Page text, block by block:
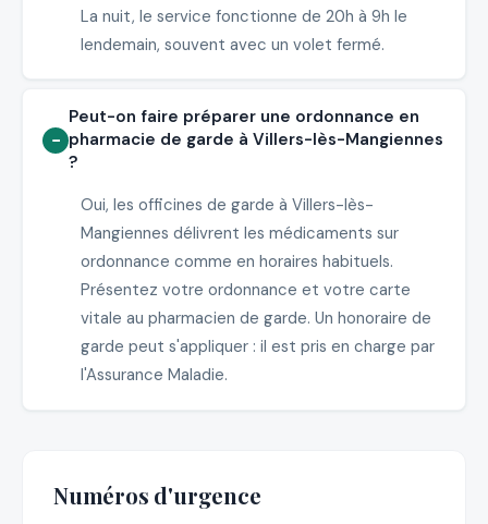
La nuit, le service fonctionne de 20h à 9h le
lendemain, souvent avec un volet fermé.
Peut-on faire préparer une ordonnance en
pharmacie de garde à Villers-lès-Mangiennes
?
Oui, les officines de garde à Villers-lès-
Mangiennes délivrent les médicaments sur
ordonnance comme en horaires habituels.
Présentez votre ordonnance et votre carte
vitale au pharmacien de garde. Un honoraire de
garde peut s'appliquer : il est pris en charge par
l'Assurance Maladie.
Numéros d'urgence